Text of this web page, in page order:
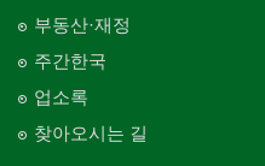
부동산·재정
주간한국
업소록
찾아오시는 길